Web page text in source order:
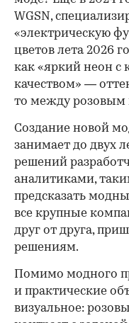
WGSN,
«электрическую
цветов лета 2026
как «яркий неон
качеством» —
то между розовым
Создание новой
занимает до двух
решений
аналитиками,
предсказать
все крупные
друг от друга,
решениям.
Помимо модного
и практические
визуальное: